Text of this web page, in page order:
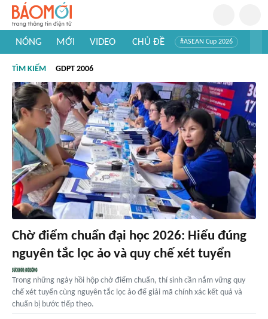
NÓNG MỚI VIDEO CHỦ ĐỀ #ASEAN Cup 2026
#Khám phá thế giới
TÌM KIẾM GDPT 2006
Chờ điểm chuẩn đại học 2026: Hiểu đúng
nguyên tắc lọc ảo và quy chế xét tuyển
Trong những ngày hồi hộp chờ điểm chuẩn, thí sinh cần nắm vững quy
chế xét tuyển cùng nguyên tắc lọc ảo để giải mã chính xác kết quả và
chuẩn bị bước tiếp theo.